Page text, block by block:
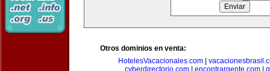
Otros dominios en venta:
HotelesVacacionales.com|
cyberdirectorio.com| encontrargente.com|